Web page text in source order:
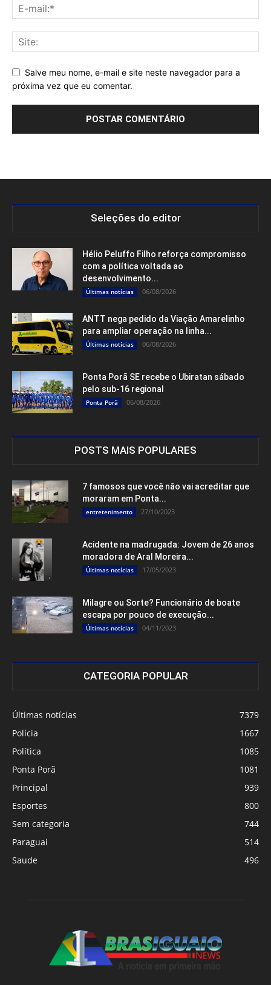
Salve meu nome, e-mail e site neste navegador para a
próxima vez que eu comentar.
Seleções do editor
Hélio Peluffo Filho reforça compromisso
com a política voltada ao
desenvolvimento...
Últimas notícias 06/08/2026
ANTT nega pedido da Viação Amarelinho
para ampliar operação na linha...
Últimas notícias 06/08/2026
Ponta Porã SE recebe o Ubiratan sábado
pelo sub-16 regional
Ponta Porã 06/08/2026
POSTS MAIS POPULARES
7 famosos que você não vai acreditar que
moraram em Ponta...
entretenimento 27/10/2023
Acidente na madrugada: Jovem de 26 anos
moradora de Aral Moreira...
Últimas notícias 17/05/2023
Milagre ou Sorte? Funcionário de boate
escapa por pouco de execução...
Últimas notícias 04/11/2023
CATEGORIA POPULAR
Últimas notícias
7379
Polícia
1667
Política
1085
Ponta Porã
1081
Principal
939
Esportes
800
Sem categoria
744
Paraguai
514
Saude
496